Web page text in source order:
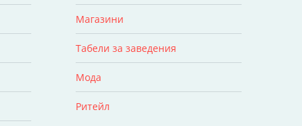
Магазини
Табели за заведения
Мода
Ритейл